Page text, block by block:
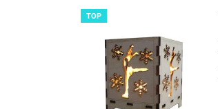
TOP